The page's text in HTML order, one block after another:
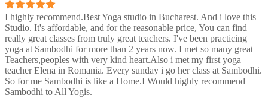
I highly recommend.Best Yoga studio in Bucharest. And i love this
Studio. It's affordable, and for the reasonable price, You can find
really great classes from truly great teachers. I've been practicing
yoga at Sambodhi for more than 2 years now. I met so many great
Teachers,peoples with very kind heart.Also i met my first yoga
teacher Elena in Romania. Every sunday i go her class at Sambodhi.
So for me Sambodhi is like a Home.I Would highly recommend
Sambodhi to All Yogis.